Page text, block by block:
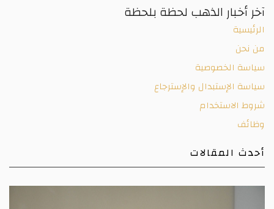
آخر أخبار الذهب لحظة بلحظة
الرئيسية
من نحن
سياسة الخصوصية
سياسة الإستبدال والإسترجاع
شروط الاستخدام
وظائف
أحدث المقالات